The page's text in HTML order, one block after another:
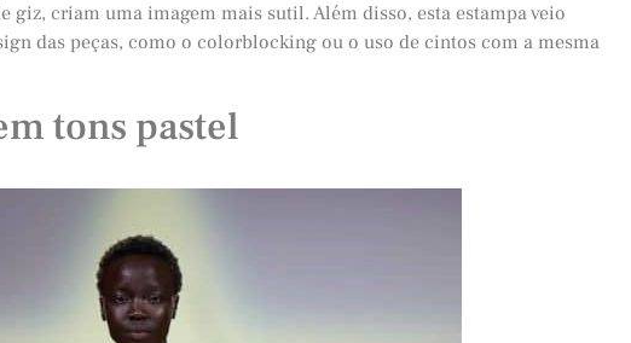
giz, criam uma imagem mais sutil. Além disso, esta estampa veio
das peças, como o colorblocking ou o uso de cintos com a mesma
tons pastel